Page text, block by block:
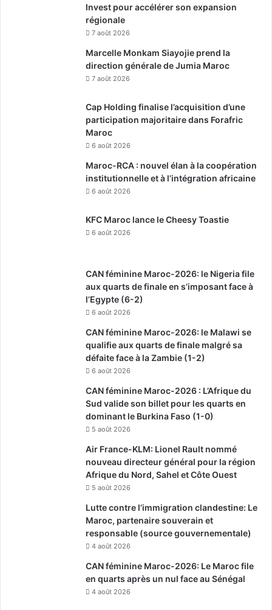
Invest pour accélérer son expansion
régionale
7 août 2026
Marcelle Monkam Siayojie prend la
direction générale de Jumia Maroc
7 août 2026
Cap Holding finalise l’acquisition d’une
participation majoritaire dans Forafric
Maroc
6 août 2026
Maroc-RCA : nouvel élan à la coopération
institutionnelle et à l’intégration africaine
6 août 2026
KFC Maroc lance le Cheesy Toastie
6 août 2026
CAN féminine Maroc-2026: le Nigeria file
aux quarts de finale en s’imposant face à
l’Egypte (6-2)
6 août 2026
CAN féminine Maroc-2026: le Malawi se
qualifie aux quarts de finale malgré sa
défaite face à la Zambie (1-2)
6 août 2026
CAN féminine Maroc-2026 : L’Afrique du
Sud valide son billet pour les quarts en
dominant le Burkina Faso (1-0)
5 août 2026
Air France-KLM: Lionel Rault nommé
nouveau directeur général pour la région
Afrique du Nord, Sahel et Côte Ouest
5 août 2026
Lutte contre l’immigration clandestine: Le
Maroc, partenaire souverain et
responsable (source gouvernementale)
4 août 2026
CAN féminine Maroc-2026: Le Maroc file
en quarts après un nul face au Sénégal
4 août 2026